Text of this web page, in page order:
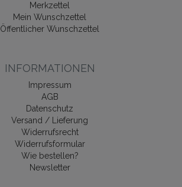
Merkzettel
Mein Wunschzettel
Öffentlicher Wunschzettel
INFORMATIONEN
Impressum
AGB
Datenschutz
Versand / Lieferung
Widerrufsrecht
Widerrufsformular
Wie bestellen?
Newsletter